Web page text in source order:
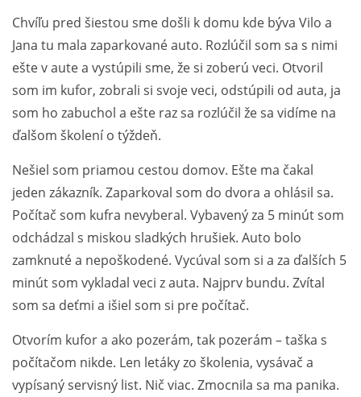
Chvíľu pred šiestou sme došli k domu kde býva Vilo a
Jana tu mala zaparkované auto. Rozlúčil som sa s nimi
ešte v aute a vystúpili sme, že si zoberú veci. Otvoril
som im kufor, zobrali si svoje veci, odstúpili od auta, ja
som ho zabuchol a ešte raz sa rozlúčil že sa vidíme na
ďalšom školení o týždeň.
Nešiel som priamou cestou domov. Ešte ma čakal
jeden zákazník. Zaparkoval som do dvora a ohlásil sa.
Počítač som kufra nevyberal. Vybavený za 5 minút som
odchádzal s miskou sladkých hrušiek. Auto bolo
zamknuté a nepoškodené. Vycúval som si a za ďalších 5
minút som vykladal veci z auta. Najprv bundu. Zvítal
som sa deťmi a išiel som si pre počítač.
Otvorím kufor a ako pozerám, tak pozerám – taška s
počítačom nikde. Len letáky zo školenia, vysávač a
vypísaný servisný list. Nič viac. Zmocnila sa ma panika.